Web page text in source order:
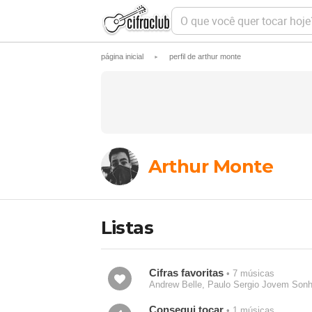
O
u
v
o
r
e
página inicial ► perfil de arthur monte
Arthur Monte
Listas
Cifras favoritas• 7 músicas
Andrew Belle, Paulo Sergio Jovem
Consegui tocar